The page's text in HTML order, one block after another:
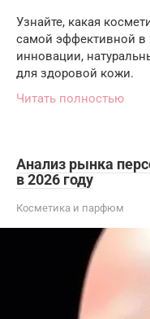
Узнайте, какая
самой эффективной в
инновации,
для здоровой кожи.
Читать полностью
Анализ рынка
в 2026 году
Косметика и парфюм